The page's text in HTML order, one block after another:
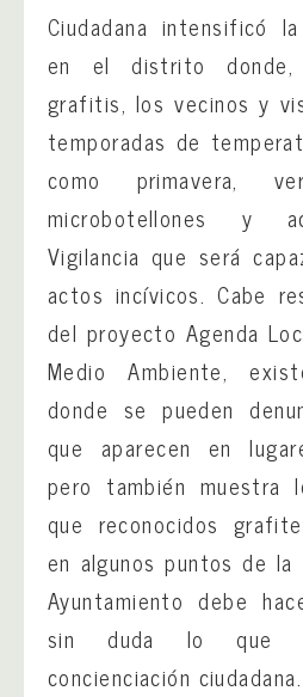
Ciudadana intensificó
en el distrito
grafitis, los vecinos y
temporadas de
como primavera,
microbotellones y
Vigilancia que será
actos incívicos. Cabe
del proyecto Agenda
Medio Ambiente,
donde se pueden
que aparecen en
pero también muestra
que reconocidos
en algunos puntos de
Ayuntamiento debe
sin duda lo que
concienciación ciudadana.